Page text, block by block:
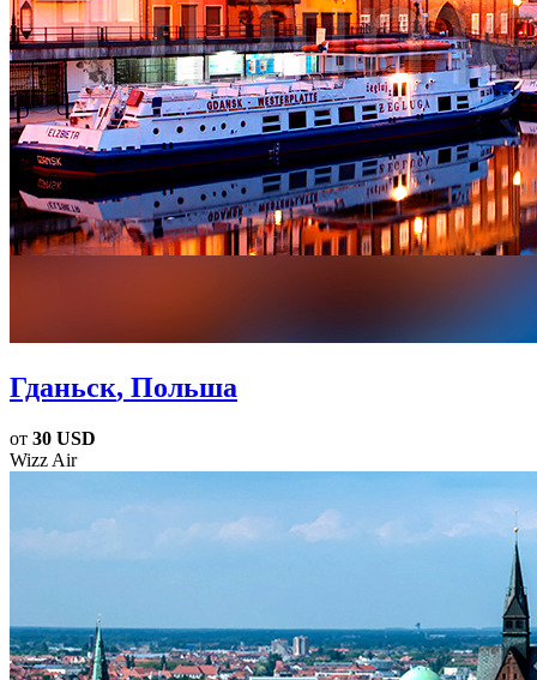
Гданьск, Польша
от 30 USD
Wizz Air